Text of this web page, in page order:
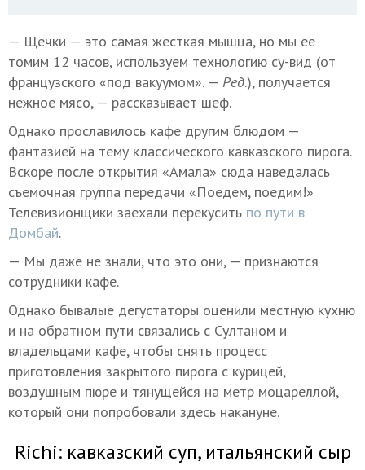
— Щечки — это самая жесткая мышца, но мы ее
томим 12 часов, используем технологию су-вид (от
французского «под вакуумом». — Ред.), получается
нежное мясо, — рассказывает шеф.
Однако прославилось кафе другим блюдом —
фантазией на тему классического кавказского пирога.
Вскоре после открытия «Амала» сюда наведалась
съемочная группа передачи «Поедем, поедим!»
Телевизионщики заехали перекусить по пути в
Домбай.
— Мы даже не знали, что это они, — признаются
сотрудники кафе.
Однако бывалые дегустаторы оценили местную кухню
и на обратном пути связались с Султаном и
владельцами кафе, чтобы снять процесс
приготовления закрытого пирога с курицей,
воздушным пюре и тянущейся на метр моцареллой,
который они попробовали здесь накануне.
Richi: кавказский суп, итальянский сыр